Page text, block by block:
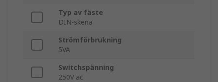
Typ av fäste
DIN-skena
Strömförbrukning
5VA
Switchspänning
250V ac